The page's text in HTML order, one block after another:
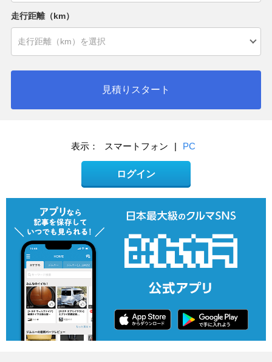
走行距離（km）
見積りスタート
表示： スマートフォン | PC
ログイン